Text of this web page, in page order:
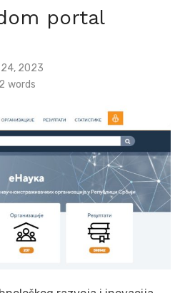
portal
24, 2023
words